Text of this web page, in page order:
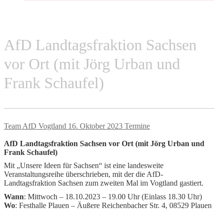
AfD Landtagsfraktion Sachsen
vor Ort (mit Jörg Urban und
Frank Schaufel)
Team AfD Vogtland 16. Oktober 2023 Termine
AfD Landtagsfraktion Sachsen vor Ort (mit Jörg Urban und
Frank Schaufel)
Mit „Unsere Ideen für Sachsen“ ist eine landesweite
Veranstaltungsreihe überschrieben, mit der die AfD-
Landtagsfraktion Sachsen zum zweiten Mal im Vogtland gastiert.
Wann: Mittwoch – 18.10.2023 – 19.00 Uhr (Einlass 18.30 Uhr)
Wo: Festhalle Plauen – Äußere Reichenbacher Str. 4, 08529 Plauen